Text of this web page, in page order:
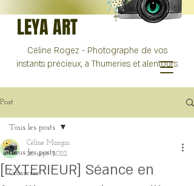
LEYA ART
Céline Rogez - Photographe de vos
instants précieux, à Thumeries et alentours
Post
Tous les posts
Grossesse
Tous les posts
[EXTERIEUR] Séance en
Céline Mangin
26 sept. 2022